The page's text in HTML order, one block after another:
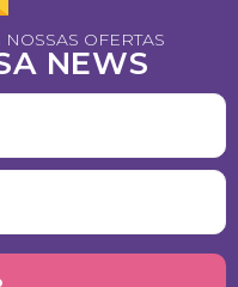
OFERTAS
NEWS